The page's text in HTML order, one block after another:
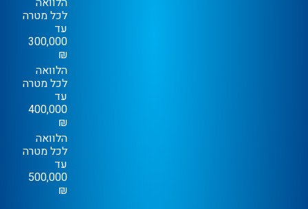
לכל מטרה
עד
300,000
₪
הלוואה
לכל מטרה
עד
400,000
₪
הלוואה
לכל מטרה
עד
500,000
₪